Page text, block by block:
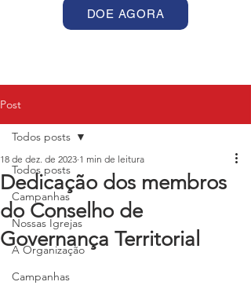
DOE AGORA
Post
Todos posts
Campanhas
Nossas Igrejas
A Organização
Campanhas
Todos posts
Dedicação dos membros
do Conselho de
Governança Territorial
18 de dez. de 2023 1 min de leitura